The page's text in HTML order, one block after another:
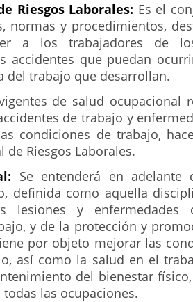
Riesgos Laborales: Es el
normas y procedimientos,
a los trabajadores de
accidentes que puedan
del trabajo que desarrollan.
de salud ocupacional
de trabajo y
condiciones de trabajo,
de Riesgos Laborales.
Se entenderá en adelante
definida como aquella
lesiones y enfermedades
y de la protección y
por objeto mejorar las
así como la salud en el
del bienestar
las ocupaciones.